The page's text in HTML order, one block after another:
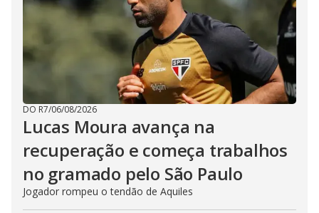
DO R7/06/08/2026
Lucas Moura avança na
recuperação e começa trabalhos
no gramado pelo São Paulo
Jogador rompeu o tendão de Aquiles